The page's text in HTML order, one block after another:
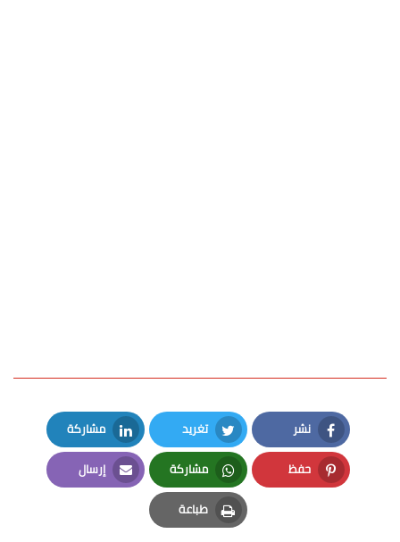
نشر
Facebook
تغريد
Twitter
مشاركة
LinkedIn
حفظ
Pinterest
مشاركة
Whatsapp
إرسال
Email
طباعة
Print